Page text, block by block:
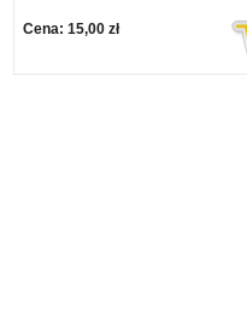
Cena: 15,00 zł